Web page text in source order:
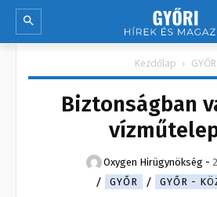
Kezdőlap GYŐR
Biztonságban
Oxygen Hirügynökség -
GYŐR
GYŐR -